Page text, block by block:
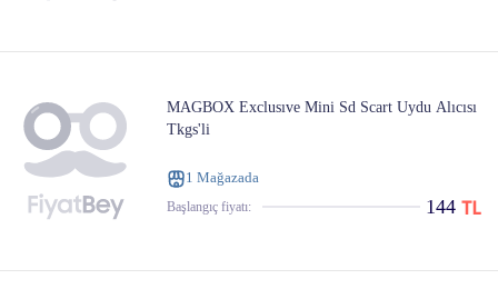
MAGBOX Exclusıve Mini Sd Scart Uydu Alıcısı
Tkgs'li
1 Mağazada
Başlangıç ​​fiyatı: 144